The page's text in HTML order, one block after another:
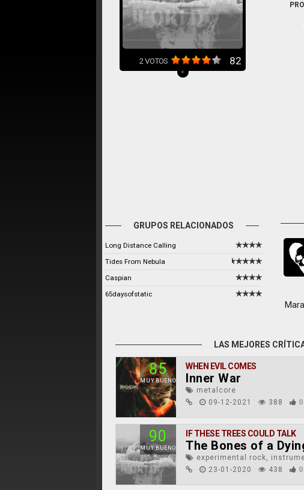
2VOTOS 82
+
GRUPOS RELACIONADOS
Long Distance Calling
Tides From Nebula
Caspian
65daysofstatic
LAS MEJORES
85
MUY BUENO
WHEN EVIL COMES
Inner War
metalcore
09-12-2021
388 0
90
MUY BUENO
IF THESE TREES COULD TALK
The Bones of a
experimental rock,
23-01-2020
438 0